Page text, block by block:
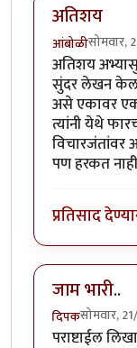
अतिशय
आंबोळीसोमवार,
अतिशय
सुंदर लेखन
असे एकावर
त्यांनी येथे
विचारजंतांवर
पण हरकत
प्रतिसाद
जाम भारी..
दिपकसोमवार,
पराष्टाईल